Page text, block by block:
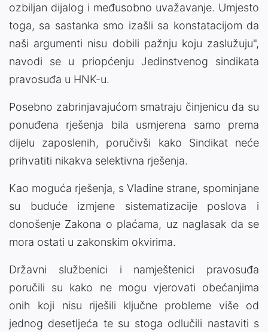
ozbiljan dijalog i međusobno uvažavanje. Umjesto
toga, sa sastanka smo izašli sa konstatacijom da
naši argumenti nisu dobili pažnju koju zaslužuju",
navodi se u priopćenju Jedinstvenog sindikata
pravosuđa u HNK-u.
Posebno zabrinjavajućom smatraju činjenicu da su
ponuđena rješenja bila usmjerena samo prema
dijelu zaposlenih, poručivši kako Sindikat neće
prihvatiti nikakva selektivna rješenja.
Kao moguća rješenja, s Vladine strane, spominjane
su buduće izmjene sistematizacije poslova i
donošenje Zakona o plaćama, uz naglasak da se
mora ostati u zakonskim okvirima.
Državni službenici i namještenici pravosuđa
poručili su kako ne mogu vjerovati obećanjima
onih koji nisu riješili ključne probleme više od
jednog desetljeća te su stoga odlučili nastaviti s